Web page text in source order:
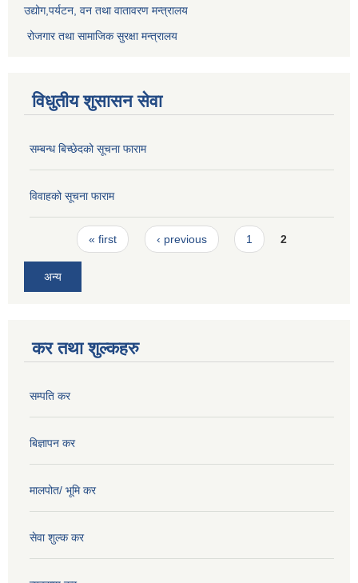
उद्योग,पर्यटन, वन तथा वातावरण मन्त्रालय
रोजगार तथा सामाजिक सुरक्षा मन्त्रालय
विधुतीय शुसासन सेवा
सम्बन्ध बिच्छेदको सूचना फाराम
विवाहको सूचना फाराम
Pages« first ‹ previous 1 2
अन्य
कर तथा शुल्कहरु
सम्पति कर
बिज्ञापन कर
मालपोत/ भूमि कर
सेवा शुल्क कर